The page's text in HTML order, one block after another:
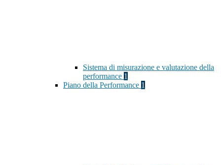
Sistema di misurazione e valutazione della
performance 1
Piano della Performance 1